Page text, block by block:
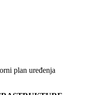
plan uređenja